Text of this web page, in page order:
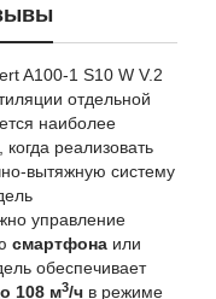
A100-1 S10 W V.2
отдельной
наиболее
реализовать
вытяжную систему
управление
смартфона или
обеспечивает
108 м3/ч в режиме